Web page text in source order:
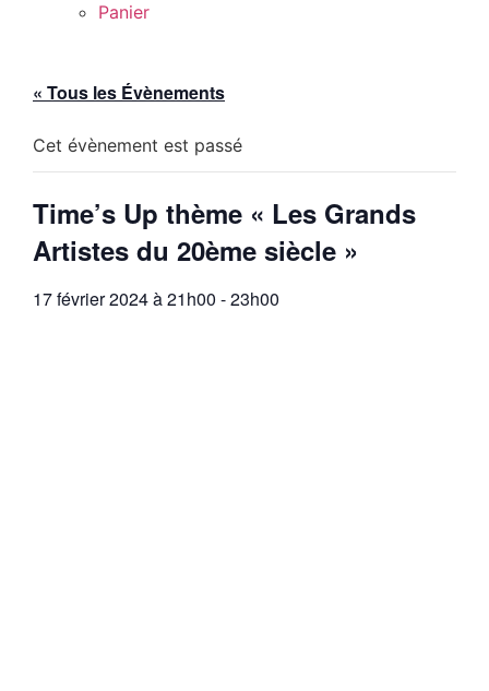
Panier
« Tous les Évènements
Cet évènement est passé
Time’s Up thème « Les Grands
Artistes du 20ème siècle »
17 février 2024 à 21h00 -23h00